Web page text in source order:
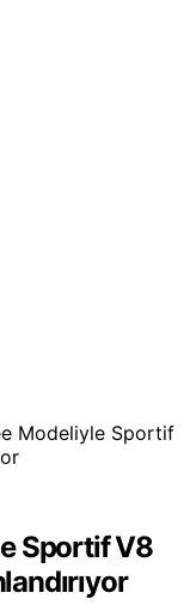
Sportif V8